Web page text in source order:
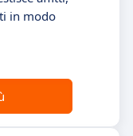
in modo